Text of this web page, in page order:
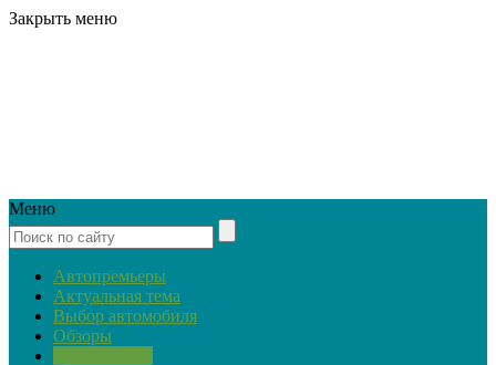
Закрыть меню
Меню
Автопремьеры
Актуальная тема
Выбор автомобиля
Обзоры